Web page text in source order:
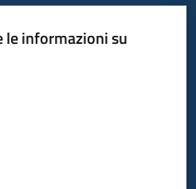
le informazioni su